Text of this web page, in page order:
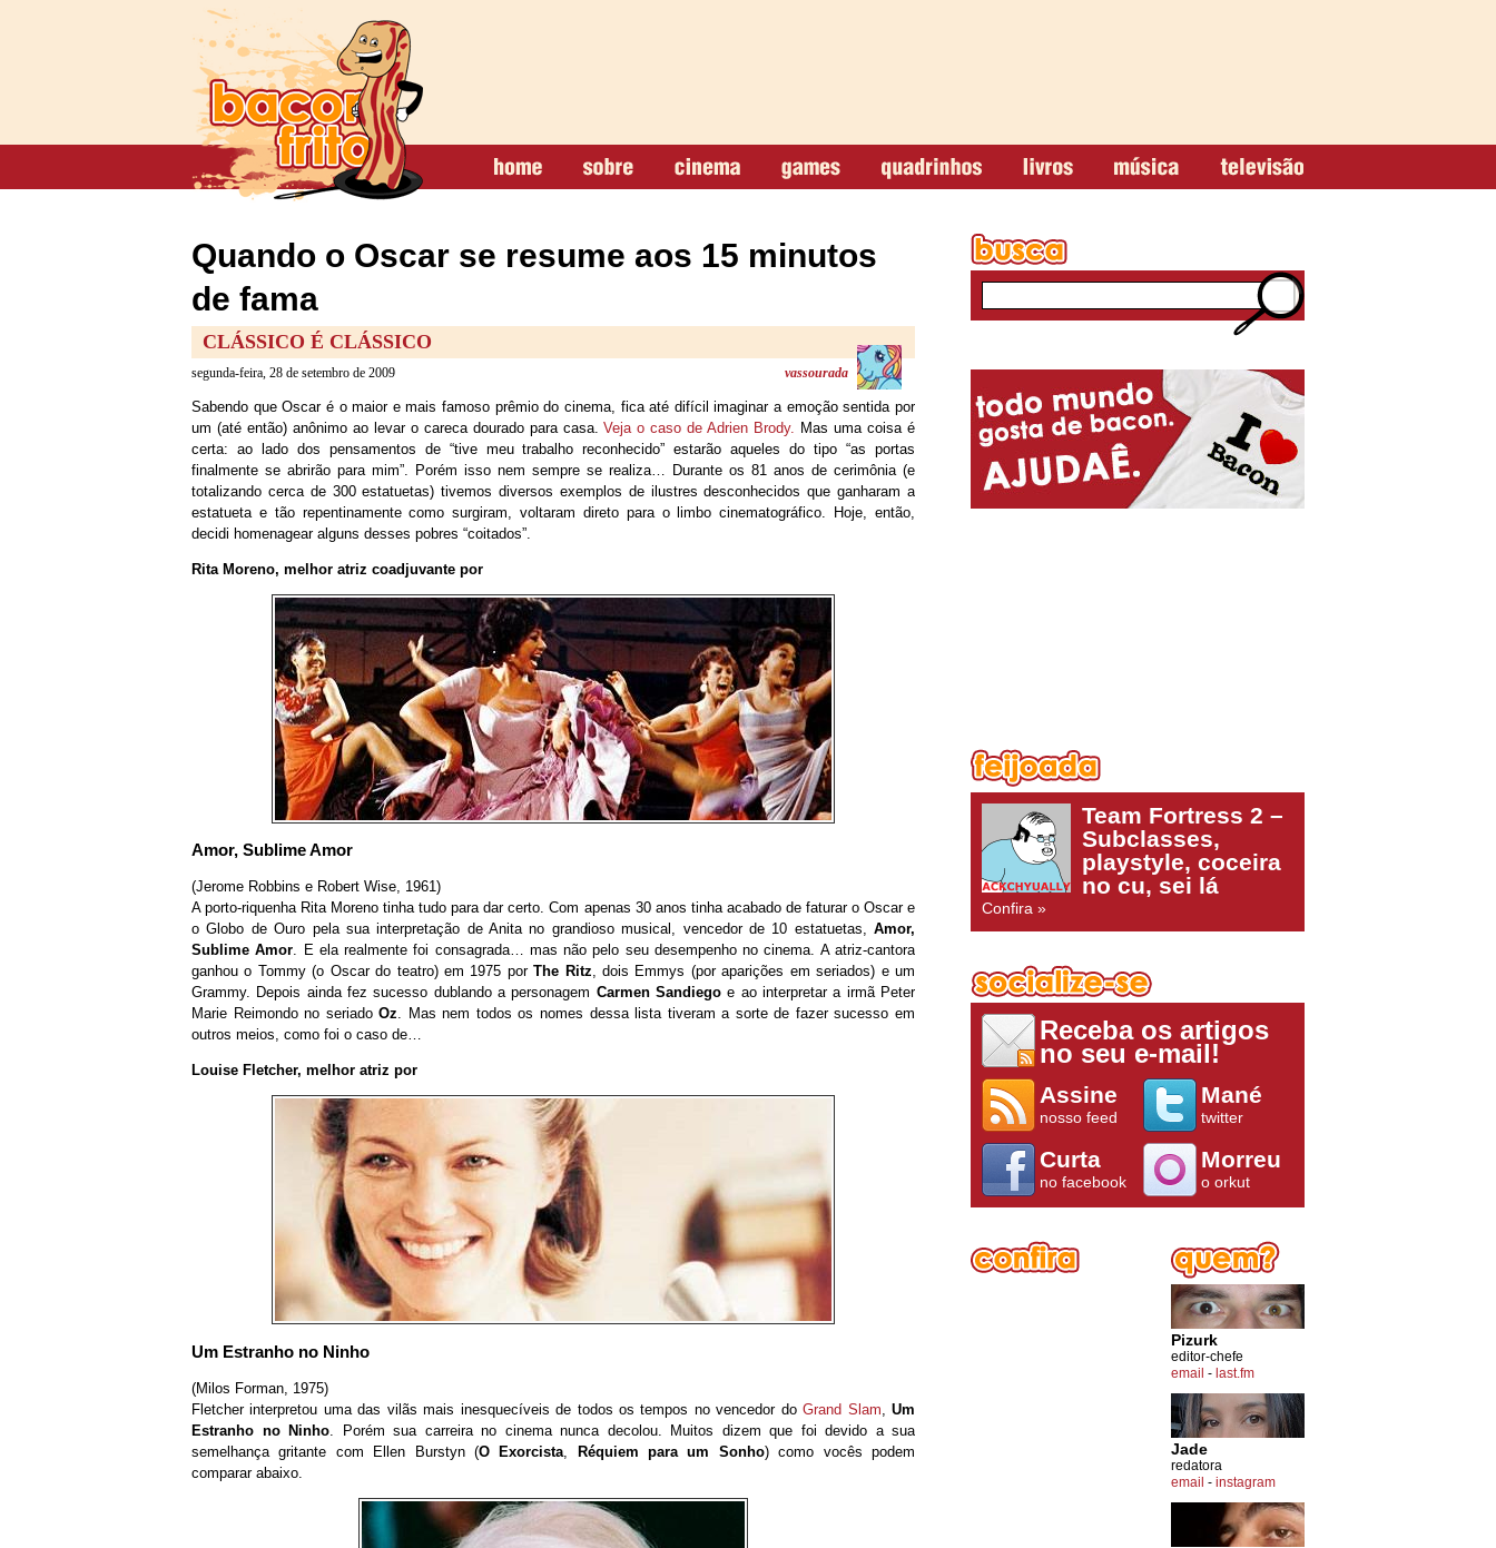
Quando o Oscar se resume aos 15 minutos
de fama
CLÁSSICO É CLÁSSICO
segunda-feira, 28 de setembro de 2009 vassourada
Sabendo que Oscar é o maior e mais famoso prêmio do cinema, fica até difícil imaginar a emoção sentida por
um (até então) anônimo ao levar o careca dourado para casa.Veja o caso de Adrien Brody. Mas uma coisa é
certa: ao lado dos pensamentos de “tive meu trabalho reconhecido” estarão aqueles do tipo “as portas
finalmente se abrirão para mim”. Porém isso nem sempre se realiza… Durante os 81 anos de cerimônia (e
totalizando cerca de 300 estatuetas) tivemos diversos exemplos de ilustres desconhecidos que ganharam a
estatueta e tão repentinamente como surgiram, voltaram direto para o limbo cinematográfico. Hoje, então,
decidi homenagear alguns desses pobres “coitados”.
Rita Moreno, melhor atriz coadjuvante por
Amor, Sublime Amor
(Jerome Robbins e Robert Wise, 1961)
A porto-riquenha Rita Moreno tinha tudo para dar certo. Com apenas 30 anos tinha acabado de faturar o Oscar e
o Globo de Ouro pela sua interpretação de Anita no grandioso musical, vencedor de 10 estatuetas, Amor,
Sublime Amor. E ela realmente foi consagrada… mas não pelo seu desempenho no cinema. A atriz-cantora
ganhou o Tommy (o Oscar do teatro) em 1975 porThe Ritz, dois Emmys (por aparições em seriados) e um
Grammy. Depois ainda fez sucesso dublando a personagem Carmen Sandiego e ao interpretar a irmã Peter
Marie Reimondo no seriadoOz. Mas nem todos os nomes dessa lista tiveram a sorte de fazer sucesso em
outros meios, como foi o caso de…
Louise Fletcher, melhor atriz por
Um Estranho no Ninho
(Milos Forman, 1975)
Fletcher interpretou uma das vilãs mais inesquecíveis de todos os tempos no vencedor doGrand Slam
Um
Estranho no Ninho . Porém sua carreira no cinema nunca decolou. Muitos dizem que foi devido a sua
semelhança gritante com Ellen Burstyn (O Exorcista Réquiem para um Sonho) como vocês podem
comparar abaixo.
Team Fortress 2 –
Subclasses,
playstyle, coceira
no cu, sei lá
Confira »
Receba os artigos
no seu e-mail!
Assine
nosso feed
Mané
twitter
Curta
no facebook
Morreu
o orkut
Pizurk
editor-chefe
email - last.fm
Jade
redatora
email - instagram